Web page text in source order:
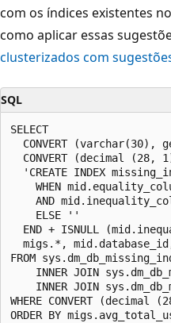
com os índices existentes
como aplicar essas
clusterizados com
SQL
SELECT
CONVERT (varchar(30),
CONVERT (decimal (28,
'CREATE INDEX
WHEN
AND
    ELSE ''
END + ISNULL
migs.*,
FROM
WHERE CONVERT